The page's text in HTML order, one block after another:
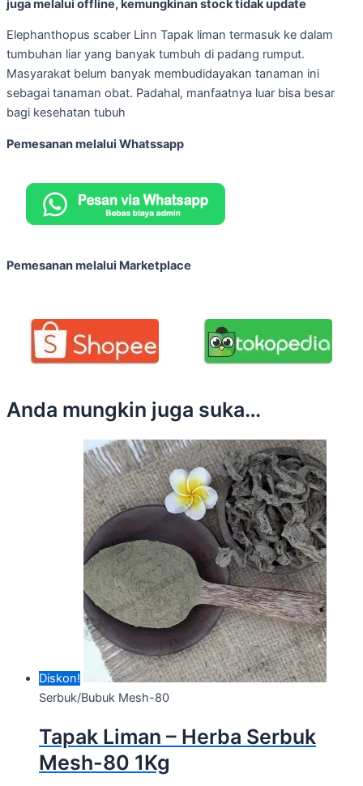
juga melalui offline, kemungkinan stock tidak update
Elephanthopus scaber Linn Tapak liman termasuk ke dalam
tumbuhan liar yang banyak tumbuh di padang rumput.
Masyarakat belum banyak membudidayakan tanaman ini
sebagai tanaman obat. Padahal, manfaatnya luar bisa besar
bagi kesehatan tubuh
Pemesanan melalui Whatssapp
Pemesanan melalui Marketplace
Anda mungkin juga suka…
Diskon!
Serbuk/Bubuk Mesh-80
Tapak Liman – Herba Serbuk
Mesh-80 1Kg